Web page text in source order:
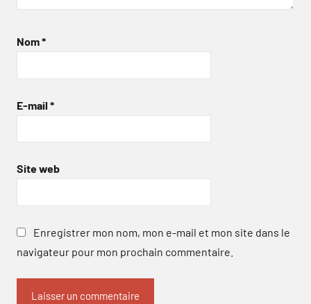
Nom*
E-mail *
Site web
Enregistrer mon nom, mon e-mail et mon site dans le
navigateur pour mon prochain commentaire.